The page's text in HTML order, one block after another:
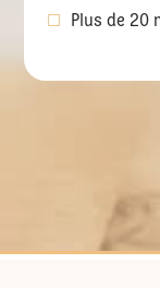
Plus de 20